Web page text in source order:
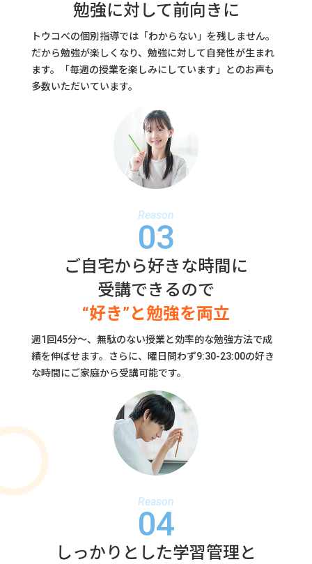
勉強に対して前向きに
トウコべの個別指導では「わからない」を残しません。
だから勉強が楽しくなり、勉強に対して自発性が生まれ
ます。
「毎週の授業を楽しみにしています」とのお声も
多数いただいています。
Reason
03
ご自宅から好きな時間に
受講できるので
“好き”と勉強を両立
週1回45分～、無駄のない授業と効率的な勉強方法で成
績を伸ばせます。
さらに、曜日問わず9:30-23:00の好き
な時間にご家庭から受講可能です。
Reason
04
しっかりとした学習管理と